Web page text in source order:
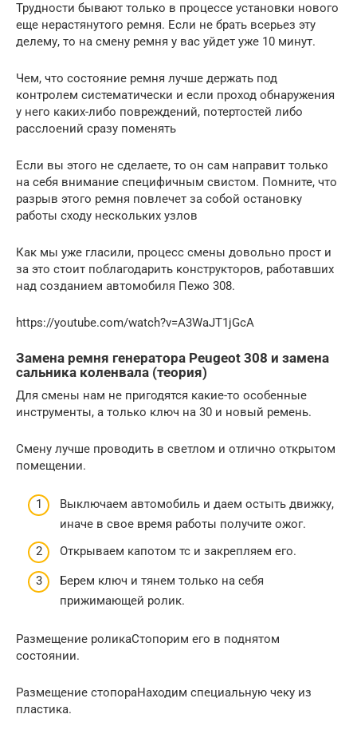
Трудности бывают только в процессе установки нового
еще нерастянутого ремня. Если не брать всерьез эту
делему, то на смену ремня у вас уйдет уже 10 минут.
Чем, что состояние ремня лучше держать под
контролем систематически и если проход обнаружения
у него каких-либо повреждений, потертостей либо
расслоений сразу поменять
Если вы этого не сделаете, то он сам направит только
на себя внимание специфичным свистом. Помните, что
разрыв этого ремня повлечет за собой остановку
работы сходу нескольких узлов
Как мы уже гласили, процесс смены довольно прост и
за это стоит поблагодарить конструкторов, работавших
над созданием автомобиля Пежо 308.
https://youtube.com/watch?v=A3WaJT1jGcA
Замена ремня генератора Peugeot 308 и замена
сальника коленвала (теория)
Для смены нам не пригодятся какие-то особенные
инструменты, а только ключ на 30 и новый ремень.
Смену лучше проводить в светлом и отлично открытом
помещении.
Выключаем автомобиль и даем остыть движку,
иначе в свое время работы получите ожог.
Открываем капотом тс и закрепляем его.
Берем ключ и тянем только на себя
прижимающей ролик.
Размещение роликаСтопорим его в поднятом
состоянии.
Размещение стопораНаходим специальную чеку из
пластика.